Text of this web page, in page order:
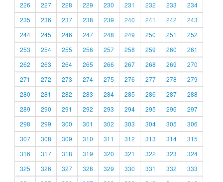
226
227 228 229 230 231 232 233
234
235
236 237 238 239 240 241 242
243
244
245 246 247 248 249 250 251
252
253
254 255 256 257 258 259 260
261
262
263 264 265 266 267 268 269
270
271
272 273 274 275 276 277 278
279
280
281 282 283 284 285 286 287
288
289
290 291 292 293 294 295 296
297
298
299 300 301 302 303 304 305
306
307
308 309 310 311 312 313 314
315
316
317 318 319 320 321 322 323
324
325
326 327 328 329 330 331 332
333